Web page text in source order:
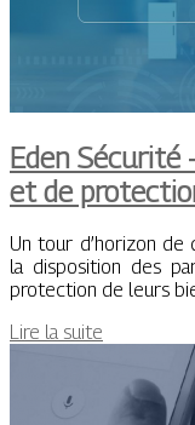
Eden Sécurité
et de
Un tour d’horizon
la disposition des
protection de leurs
Lire la suite